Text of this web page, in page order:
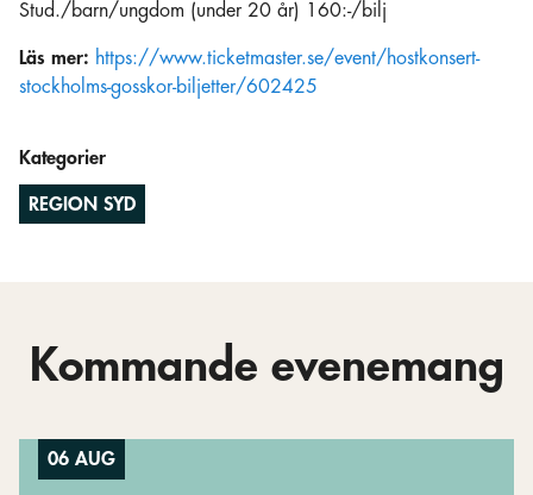
Stud./barn/ungdom (under 20 år) 160:-/bilj
Läs mer: https://www.ticketmaster.se/event/hostkonsert-
stockholms-gosskor-biljetter/602425
Kategorier
REGION SYD
Kommande evenemang
06 AUG